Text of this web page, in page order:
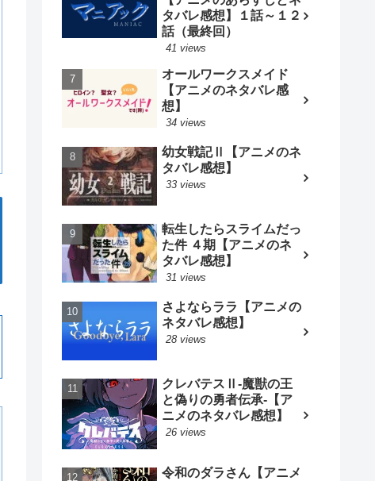
タバレ感想】１話～１２
話（最終回）
41 views
オールワークスメイド
【アニメのネタバレ感
想】
34 views
幼女戦記Ⅱ【アニメのネ
タバレ感想】
33 views
転生したらスライムだっ
た件 ４期【アニメのネ
タバレ感想】
31 views
さよならララ【アニメの
ネタバレ感想】
28 views
クレバテスⅡ-魔獣の王
と偽りの勇者伝承-【ア
ニメのネタバレ感想】
26 views
令和のダラさん【アニメ